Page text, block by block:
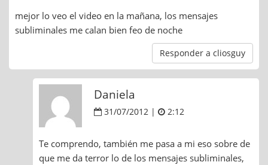
mejor lo veo el video en la mañana, los mensajes
subliminales me calan bien feo de noche
Responder a cliosguy
Daniela
31/07/2012 | 2:12
Te comprendo, también me pasa a mi eso sobre de
que me da terror lo de los mensajes subliminales,